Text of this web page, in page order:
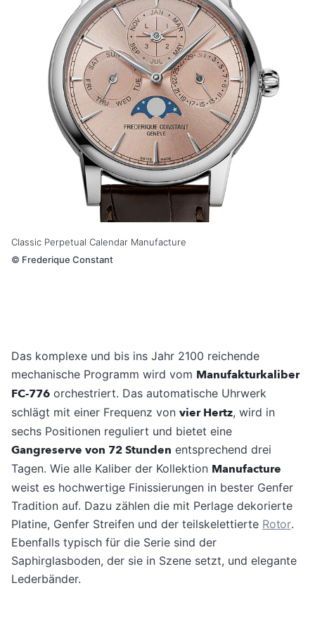
Classic Perpetual Calendar Manufacture
© Frederique Constant
Das komplexe und bis ins Jahr 2100 reichende
mechanische Programm wird vom Manufakturkaliber
FC-776 orchestriert. Das automatische Uhrwerk
schlägt mit einer Frequenz von vier Hertz, wird in
sechs Positionen reguliert und bietet eine
Gangreserve von 72 Stunden entsprechend drei
Tagen. Wie alle Kaliber der Kollektion Manufacture
weist es hochwertige Finissierungen in bester Genfer
Tradition auf. Dazu zählen die mit Perlage dekorierte
Platine, Genfer Streifen und der teilskelettierte Rotor.
Ebenfalls typisch für die Serie sind der
Saphirglasboden, der sie in Szene setzt, und elegante
Lederbänder.